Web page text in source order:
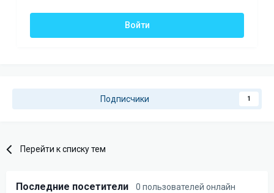
Войти
Подписчики 1
Перейти к списку тем
Последние посетители 0 пользователей онлайн